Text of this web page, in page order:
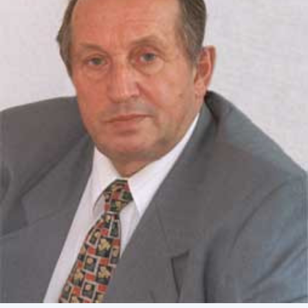
СТРУКТУРА
Президія НАН України
Апарат Президії
Секція фізико-технічних і математичних
Секція хімічних і біологічних наук
Секція суспільних і гуманітарних наук
Установи при Президії
Ради, комітети та комісії
Наукові центри МОН та НАН України
Громадські організації